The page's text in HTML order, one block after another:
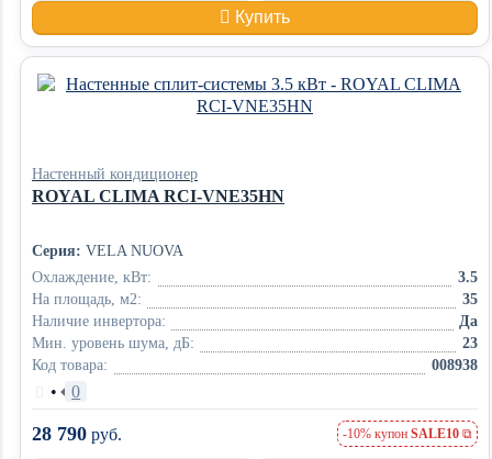
Купить
Настенный кондиционер
ROYAL CLIMA RCI-VNE35HN
Серия: VELA NUOVA
Охлаждение, кВт:
3.5
На площадь, м2:
35
Наличие инвертора:
Да
Мин. уровень шума, дБ:
23
Код товара:
008938
• 0
28 790 руб. -10% купон SALE10